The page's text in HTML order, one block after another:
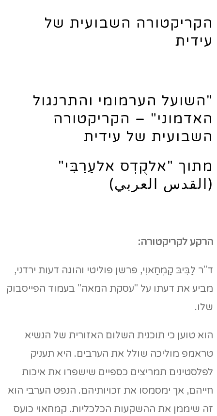
הקריקטורה השבועית של
עידית
"השועל הערמומי והתרנגול
האדמוני" – הקריקטורה
השבועית של עידית
מתוך "אלקֻדְס אלעַרַבִּי"
(القدس العربي)
הרקע לקריקטורה:
ד"ר לַבִּיבּ קַמְחַאוִי, פרשן פוליטי והוגה דעות ירדני,
מביע את דעתו על "עסקת המאה" בעמוד הפייסבוק
שלו.
הוא טוען כי תוכנית השלום האזורית של הנשיא
טראמפ מוליכה שולל את הערבים. היא תעניק
לפלסטינים תמריצים כספיים שישפרו את איכות
חייהם, אך ימסמסו את זכויותיהם. הנפט הערבי הוא
זה שיממן את ההשקעות הכלכליות. קמחאוי כועס